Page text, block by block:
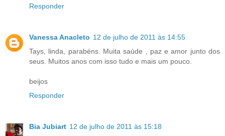
Responder
Vanessa Anacleto 12 de julho de 2011 às 14:55
Tays, linda, parabéns. Muita saúde , paz e amor junto dos
seus. Muitos anos com isso tudo e mais um pouco.
beijos
Responder
Bia Jubiart 12 de julho de 2011 às 15:18